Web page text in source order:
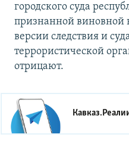
городского суда
признанной виновной
версии следствия и
террористической
отрицают.